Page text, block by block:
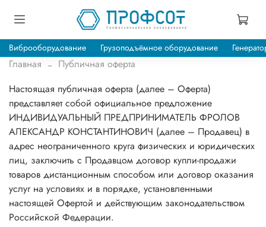
Виброоборудование Грузоподъёмное оборудование
Главная
Публичная оферта
Настоящая публичная оферта (далее – Оферта)
представляет собой официальное предложение
ИНДИВИДУАЛЬНЫЙ ПРЕДПРИНИМАТЕЛЬ ФРОЛОВ
АЛЕКСАНДР КОНСТАНТИНОВИЧ (далее – Продавец) в
адрес неограниченного круга физических и юридических
лиц, заключить с Продавцом договор купли-продажи
товаров дистанционным способом или договор оказания
услуг на условиях и в порядке, установленными
настоящей Офертой и действующим законодательством
Российской Федерации.